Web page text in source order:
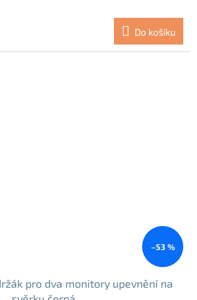
Do košíku
–53 %
pro dva monitory upevnění na